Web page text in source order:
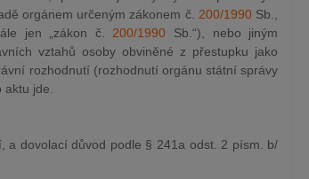
orgánem určeným zákonem č. 200/1990 Sb.,
jen „zákon č. 200/1990 Sb.“), nebo jiným
vztahů osoby obviněné z přestupku jako
rozhodnutí (rozhodnutí orgánu státní správy
jde.
a dovolací důvod podle § 241a odst. 2 písm. b/